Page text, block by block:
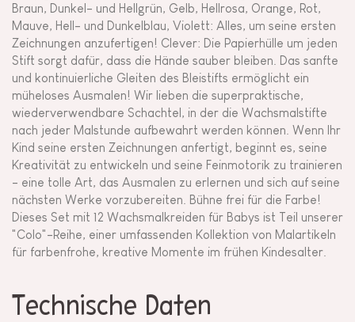
Braun, Dunkel- und Hellgrün, Gelb, Hellrosa, Orange, Rot,
Mauve, Hell- und Dunkelblau, Violett: Alles, um seine ersten
Zeichnungen anzufertigen! Clever: Die Papierhülle um jeden
Stift sorgt dafür, dass die Hände sauber bleiben. Das sanfte
und kontinuierliche Gleiten des Bleistifts ermöglicht ein
müheloses Ausmalen! Wir lieben die superpraktische,
wiederverwendbare Schachtel, in der die Wachsmalstifte
nach jeder Malstunde aufbewahrt werden können. Wenn Ihr
Kind seine ersten Zeichnungen anfertigt, beginnt es, seine
Kreativität zu entwickeln und seine Feinmotorik zu trainieren
- eine tolle Art, das Ausmalen zu erlernen und sich auf seine
nächsten Werke vorzubereiten. Bühne frei für die Farbe!
Dieses Set mit 12 Wachsmalkreiden für Babys ist Teil unserer
"Colo"-Reihe, einer umfassenden Kollektion von Malartikeln
für farbenfrohe, kreative Momente im frühen Kindesalter.
Technische Daten